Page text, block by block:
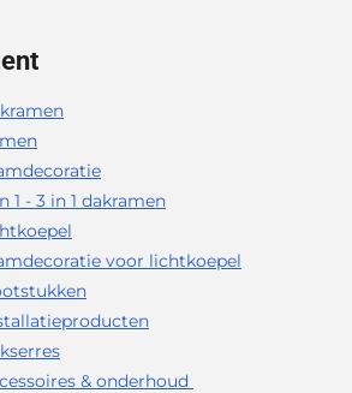
1 - 3 in 1 dakramen
voor lichtkoepel
& onderhoud